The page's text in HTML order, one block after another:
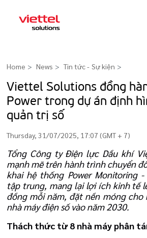
Home News Tin tức - Sự kiện >
Viettel Solutions đồng
Power trong dự án định
quản trị số
Thursday, 31/07/2025, 17:07 (GMT + 7)
Tổng Công ty Điện lực Dầu khí
mạnh mẽ trên hành trình chuyển
khai hệ thống Power Monitoring
tập trung, mang lại lợi ích kinh tế
đồng mỗi năm, đặt nền móng
nhà máy điện số vào năm 2030.
Thách thức từ 8 nhà máy phân